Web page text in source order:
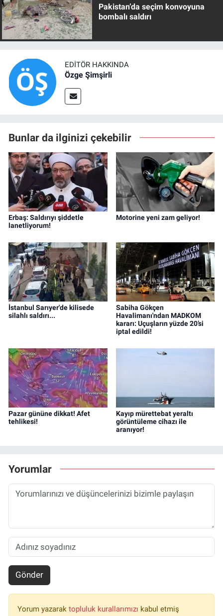
Pakistan’da seçim konvoyuna
bombalı saldırı
EDITÖR HAKKINDA
Özge Şimşirli
Bunlar da ilginizi çekebilir
Erbaş: Saldırıyı şiddetle
lanetliyorum!
Motorine yeni zam geliyor!
İstanbul Sarıyer'de kilisede
silahlı saldırı...
Sabiha Gökçen
Havalimanı'ndan MADKOM
kararı: Uçuşların yüzde 20’si
iptal edildi!
Pazar gününe dikkat! Afet
tehlikesi!
Kayıp mürettebat yeraltı
görüntüleme cihazı ile
aranıyor!
Yorumlar
Gönder
Yorum yazarak topluluk kurallarımızı kabul etmiş